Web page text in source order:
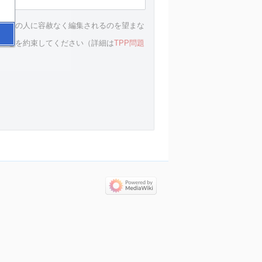
他の人に容赦なく編集されるのを望まな
とを約束してください（詳細は TPP問題